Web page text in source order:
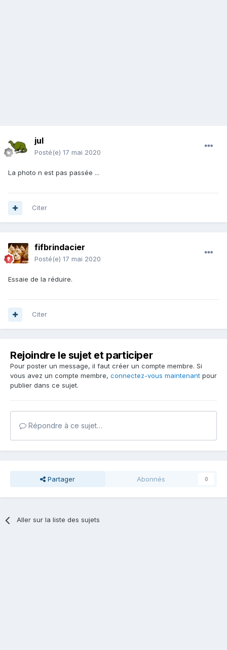
jul
Posté(e) 17 mai 2020
La photo n est pas passée ...
Citer
fifbrindacier
Posté(e) 17 mai 2020
Essaie de la réduire.
Citer
Rejoindre le sujet et participer
Pour poster un message, il faut créer un compte membre. Si
vous avez un compte membre, connectez-vous maintenant pour
publier dans ce sujet.
Répondre à ce sujet…
Partager Abonnés 0
Aller sur la liste des sujets